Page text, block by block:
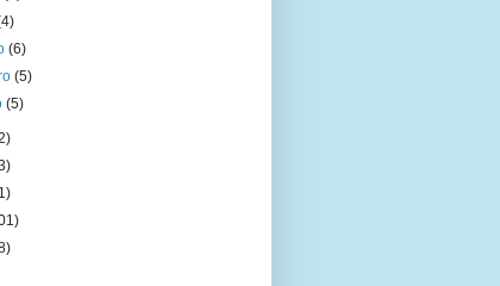
(6)
(5)
(5)